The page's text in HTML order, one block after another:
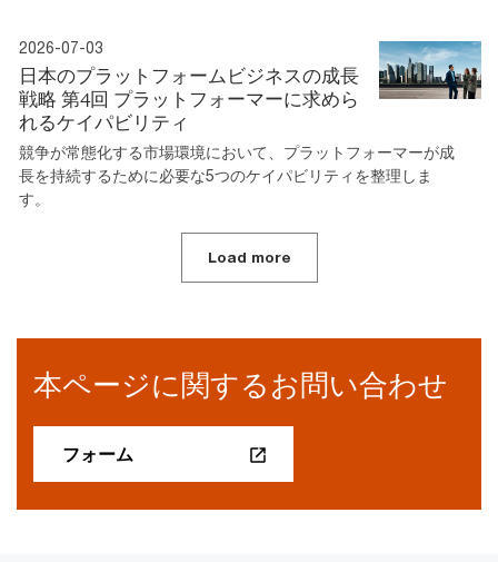
2026-07-03
日本のプラットフォームビジネスの成長
戦略 第4回 プラットフォーマーに求めら
れるケイパビリティ
競争が常態化する市場環境において、プラットフォーマーが成
長を持続するために必要な5つのケイパビリティを整理しま
す。
Load more
本ページに関するお問い合わせ
フォーム